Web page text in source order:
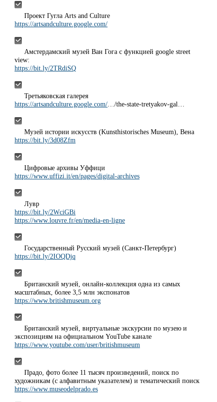
Проект Гугла Arts and Culture
https://artsandculture.google.com/
Амстердамский музей Ван Гога с функцией google street
view:
https://bit.ly/2TRdiSQ
Третьяковская галерея
https://artsandculture.google.com/…/the-state-tretyakov-gal…
Музей истории искусств (Kunsthistorisches Museum), Вена
https://bit.ly/3d08Zfm
Цифровые архивы Уффици
https://www.uffizi.it/en/pages/digital-archives
Лувр
https://bit.ly/2WciGBi
https://www.louvre.fr/en/media-en-ligne
Государственный Русский музей (Санкт-Петербург)
https://bit.ly/2IOQDjq
Британский музей, онлайн-коллекция одна из самых
масштабных, более 3,5 млн экспонатов
https://www.britishmuseum.org
Британский музей, виртуальные экскурсии по музею и
экспозициям на официальном YouTube канале
https://www.youtube.com/user/britishmuseum
Прадо, фото более 11 тысяч произведений, поиск по
художникам (с алфавитным указателем) и тематический поиск
https://www.museodelprado.es